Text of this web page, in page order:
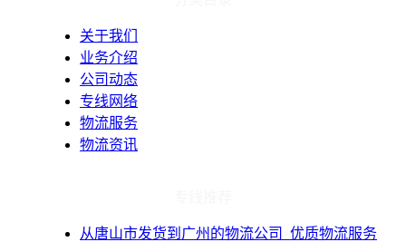
关于我们
业务介绍
公司动态
专线网络
物流服务
物流资讯
从唐山市发货到广州的物流公司_优质物流服务